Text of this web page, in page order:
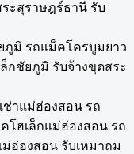
ะสุราษฎร์ธานี รับ
ภูมิ รถแม็คโครบูมยาว
กชัยภูมิ รับจ้างขุดสระ
ช่าแม่ฮ่องสอน รถ
โฮเล็กแม่ฮ่องสอน รถ
ฮ่องสอน รับเหมาถม